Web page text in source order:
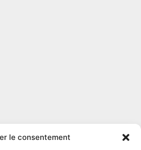
le consentement